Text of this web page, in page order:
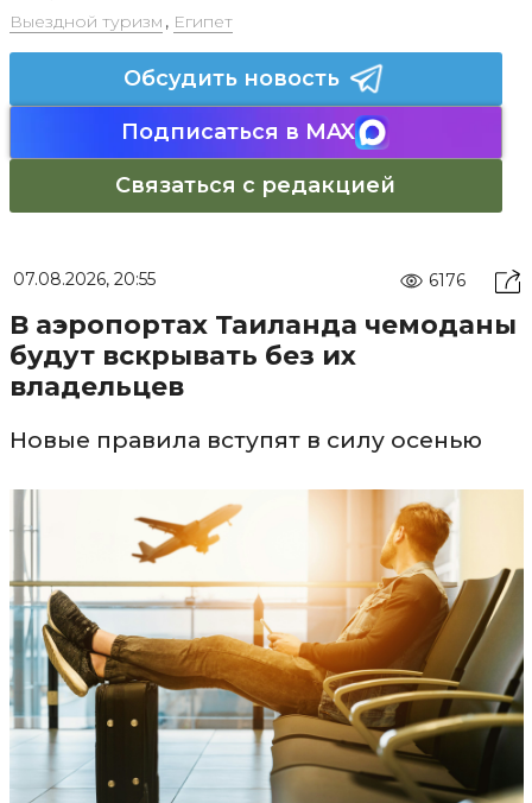
Выездной туризм , Египет
Обсудить новость
Подписаться в MAX
Связаться с редакцией
07.08.2026, 20:55 6176
В аэропортах Таиланда чемоданы
будут вскрывать без их
владельцев
Новые правила вступят в силу осенью